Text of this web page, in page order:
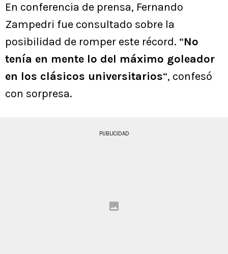
En conferencia de prensa, Fernando
Zampedri fue consultado sobre la
posibilidad de romper este récord. “No
tenía en mente lo del máximo goleador
en los clásicos universitarios“, confesó
con sorpresa.
PUBLICIDAD